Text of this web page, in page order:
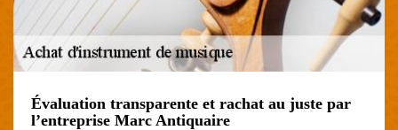
Évaluation transparente et rachat au juste par
l’entreprise Marc Antiquaire